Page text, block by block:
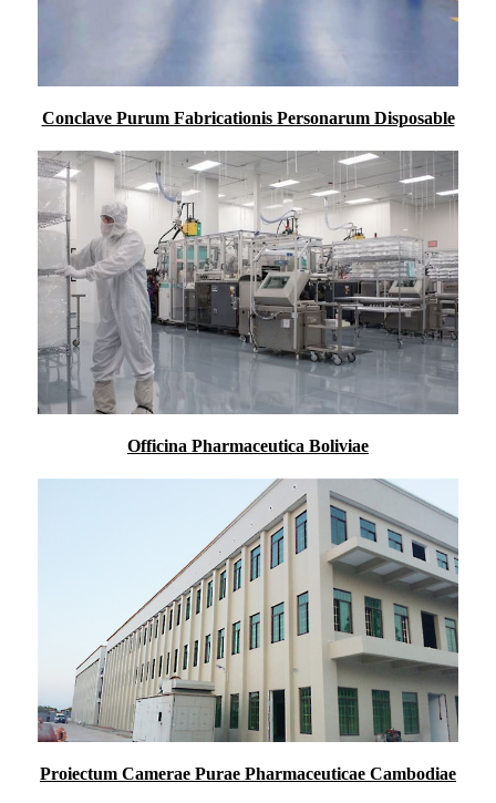
Conclave Purum Fabricationis Personarum Disposable
Officina Pharmaceutica Boliviae
Proiectum Camerae Purae Pharmaceuticae Cambodiae